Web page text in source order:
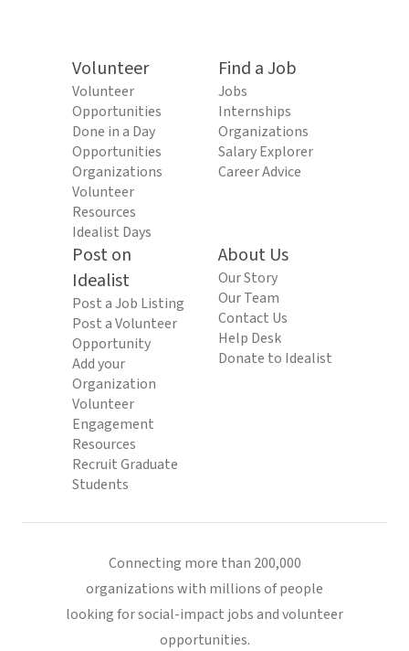
Volunteer
Volunteer
Opportunities
Done in a Day
Opportunities
Organizations
Volunteer
Resources
Idealist Days
Find a Job
Jobs
Internships
Organizations
Salary Explorer
Career Advice
Post on
Idealist
Post a Job Listing
Post a Volunteer
Opportunity
Add your
Organization
Volunteer
Engagement
Resources
Recruit Graduate
Students
About Us
Our Story
Our Team
Contact Us
Help Desk
Donate to Idealist
Connecting more than 200,000
organizations with millions of people
looking for social-impact jobs and volunteer
opportunities.